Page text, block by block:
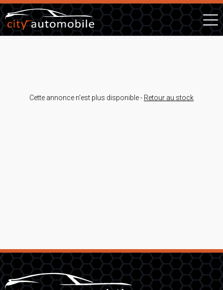
Cette annonce n'est plus disponible - Retour au stock